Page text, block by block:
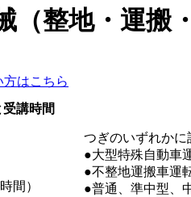
（整地・運搬
はこちら
講時間
時間）
つぎのいずれかに
●大型特殊自動車
●不整地運搬車運
●普通、準中型、